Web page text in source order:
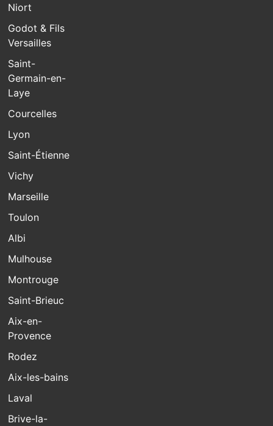
Niort
Godot & Fils
Versailles
Saint-
Germain-en-
Laye
Courcelles
Lyon
Saint-Étienne
Vichy
Marseille
Toulon
Albi
Mulhouse
Montrouge
Saint-Brieuc
Aix-en-
Provence
Rodez
Aix-les-bains
Laval
Brive-la-